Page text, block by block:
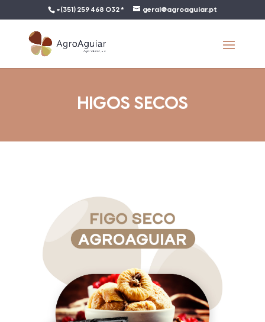
+(351) 259 468 032 * geral@agroaguiar.pt
HIGOS SECOS